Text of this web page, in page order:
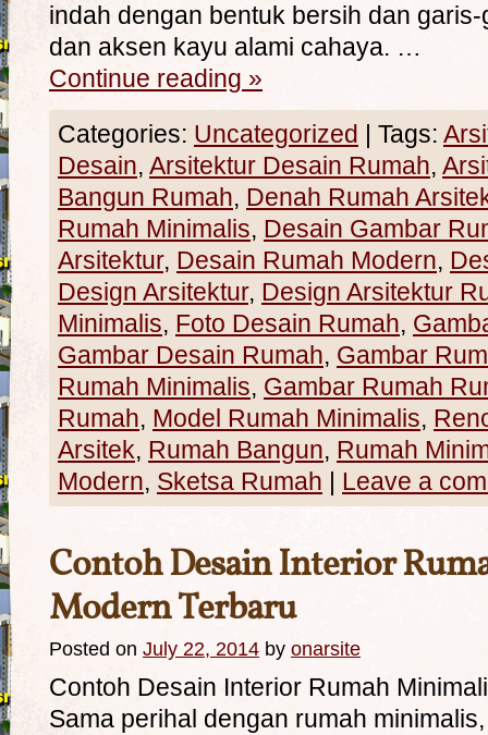
indah dengan bentuk bersih dan
dan aksen kayu alami cahaya. …
Continue reading »
Categories: Uncategorized | Tags:
Desain, Arsitektur Desain Rumah,
Bangun Rumah, Denah Rumah
Rumah Minimalis, Desain Gambar
Arsitektur, Desain Rumah Modern,
Design Arsitektur, Design Arsitektur
Minimalis, Foto Desain Rumah,
Gambar Desain Rumah, Gambar
Rumah Minimalis, Gambar Rumah
Rumah, Model Rumah Minimalis,
Arsitek, Rumah Bangun, Rumah
Modern, Sketsa Rumah | Leave a
Contoh Desain Interior
Modern Terbaru
Posted on July 22, 2014 by onarsite
Contoh Desain Interior Rumah
Sama perihal dengan rumah